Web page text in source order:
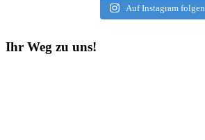
Auf Instagram folgen
Ihr Weg zu uns!